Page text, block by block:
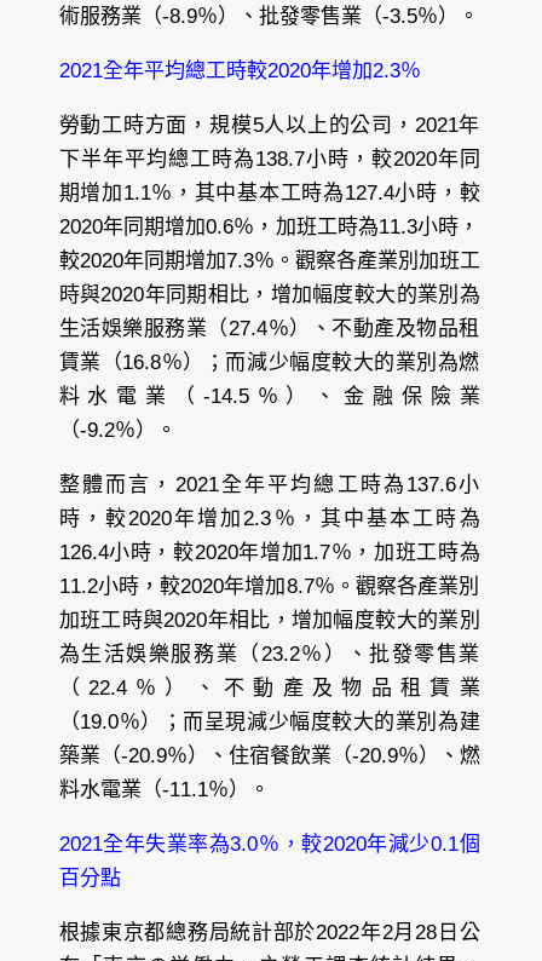
術服務業（-8.9％）、批發零售業（-3.5％）。
2021全年平均總工時較2020年增加2.3％
勞動工時方面，規模5人以上的公司，2021年
下半年平均總工時為138.7小時，較2020年同
期增加1.1％，其中基本工時為127.4小時，較
2020年同期增加0.6％，加班工時為11.3小時，
較2020年同期增加7.3％。觀察各產業別加班工
時與2020年同期相比，增加幅度較大的業別為
生活娛樂服務業（27.4％）、不動產及物品租
賃業（16.8％）；而減少幅度較大的業別為燃
料水電業（-14.5％）、金融保險業
（-9.2％）。
整體而言，2021全年平均總工時為137.6小
時，較2020年增加2.3％，其中基本工時為
126.4小時，較2020年增加1.7％，加班工時為
11.2小時，較2020年增加8.7％。觀察各產業別
加班工時與2020年相比，增加幅度較大的業別
為生活娛樂服務業（23.2％）、批發零售業
（22.4％）、不動產及物品租賃業
（19.0％）；而呈現減少幅度較大的業別為建
築業（-20.9％）、住宿餐飲業（-20.9％）、燃
料水電業（-11.1％）。
2021全年失業率為3.0％，較2020年減少0.1個
百分點
根據東京都總務局統計部於2022年2月28日公